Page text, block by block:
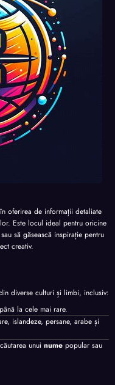
oferirea de informații detaliate
Este locul ideal pentru oricine
sau să găsească inspirație pentru
creativ.
diverse culturi și limbi, inclusiv:
la cele mai rare.
islandeze, persane, arabe și
unui nume popular sau